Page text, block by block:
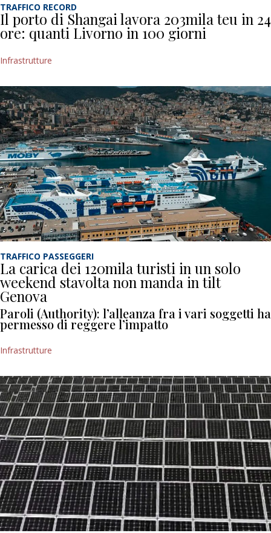
TRAFFICO RECORD
Il porto di Shangai lavora 203mila teu in 24
ore: quanti Livorno in 100 giorni
Infrastrutture
TRAFFICO PASSEGGERI
La carica dei 120mila turisti in un solo
weekend stavolta non manda in tilt
Genova
Paroli (Authority): l’alleanza fra i vari soggetti ha
permesso di reggere l’impatto
Infrastrutture